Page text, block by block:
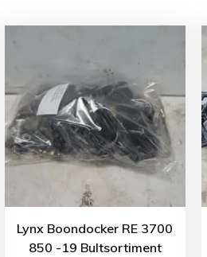
Lynx Boondocker RE 3700
850 -19 Bultsortiment